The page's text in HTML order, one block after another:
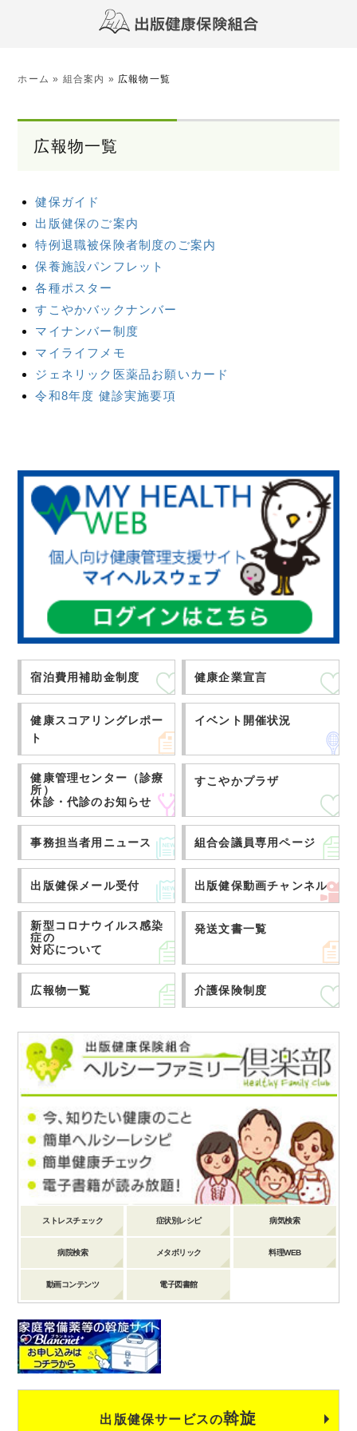
ホーム » 組合案内 » 広報物一覧
広報物一覧
健保ガイド
出版健保のご案内
特例退職被保険者制度のご案内
保養施設パンフレット
各種ポスター
すこやかバックナンバー
マイナンバー制度
マイライフメモ
ジェネリック医薬品お願いカード
令和8年度 健診実施要項
宿泊費用補助金制度 健康企業宣言
健康スコアリングレポー
ト
イベント開催状況
健康管理センター（診療
所）
休診・代診のお知らせ
すこやかプラザ
事務担当者用ニュース 組合会議員専用ページ
出版健保メール受付 出版健保動画チャンネル
新型コロナウイルス感染
症の
対応について
発送文書一覧
広報物一覧 介護保険制度
ストレスチェック 症状別レシピ 病気検索
病院検索 メタボリック 料理WEB
動画コンテンツ 電子図書館
出版健保サービスの斡旋